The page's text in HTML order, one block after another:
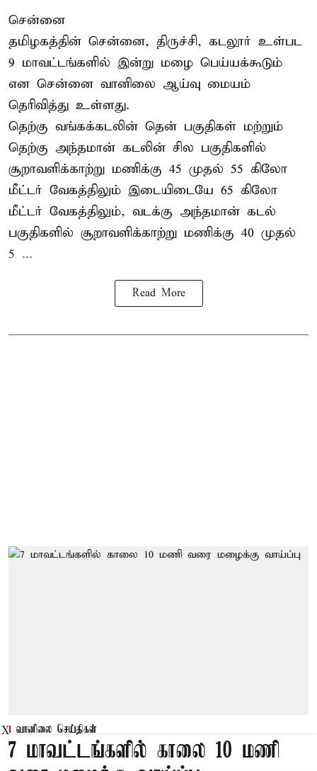
சென்னை
தமிழகத்தின் சென்னை, திருச்சி, கடலூர் உள்பட
9 மாவட்டங்களில் இன்று மழை பெய்யக்கூடும்
என சென்னை வானிலை ஆய்வு மையம்
தெரிவித்து உள்ளது.
தெற்கு வங்கக்கடலின் தென் பகுதிகள் மற்றும்
தெற்கு அந்தமான் கடலின் சில பகுதிகளில்
சூறாவளிக்காற்று மணிக்கு 45 முதல் 55 கிலோ
மீட்டர் வேகத்திலும் இடையிடையே 65 கிலோ
மீட்டர் வேகத்திலும், வடக்கு அந்தமான் கடல்
பகுதிகளில் சூறாவளிக்காற்று மணிக்கு 40 முதல்
5 ...
Read More
வானிலை செய்திகள்
7 மாவட்டங்களில் காலை 10 மணி
X